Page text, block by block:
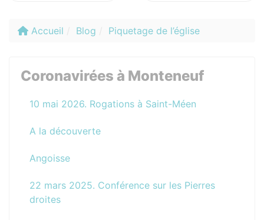
Accueil Blog Piquetage de l’église
Coronavirées à Monteneuf
10 mai 2026. Rogations à Saint-Méen
A la découverte
Angoisse
22 mars 2025. Conférence sur les Pierres
droites